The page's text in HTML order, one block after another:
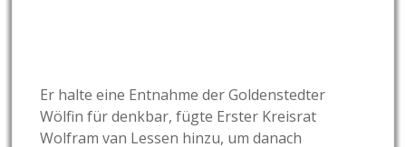
Er halte eine Entnahme der Goldenstedter
Wölfin für denkbar, fügte Erster Kreisrat
Wolfram van Lessen hinzu, um danach